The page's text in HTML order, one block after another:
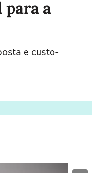
para a
e custo-